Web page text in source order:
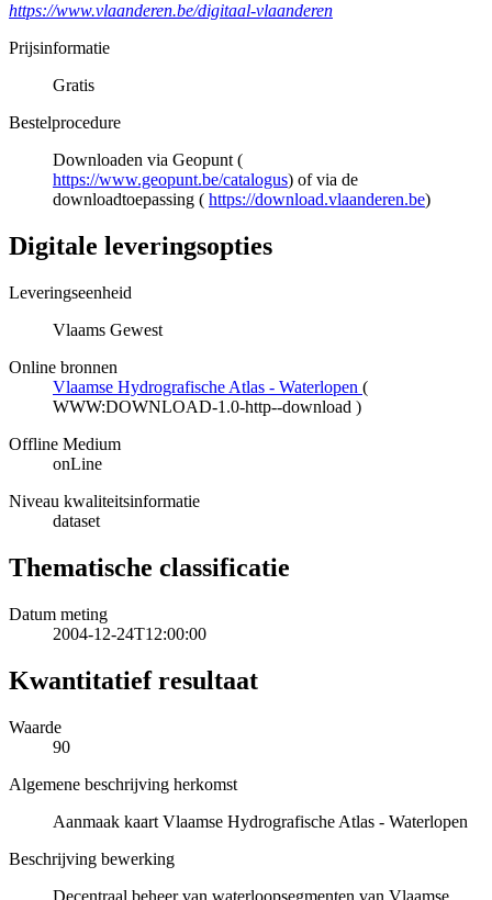
https://www.vlaanderen.be/digitaal-vlaanderen
Prijsinformatie
Gratis
Bestelprocedure
Downloaden via Geopunt (
https://www.geopunt.be/catalogus) of via de
downloadtoepassing ( https://download.vlaanderen.be)
Digitale leveringsopties
Leveringseenheid
Vlaams Gewest
Online bronnen
Vlaamse Hydrografische Atlas - Waterlopen (
WWW:DOWNLOAD-1.0-http--download )
Offline Medium
onLine
Niveau kwaliteitsinformatie
dataset
Thematische classificatie
Datum meting
2004-12-24T12:00:00
Kwantitatief resultaat
Waarde
90
Algemene beschrijving herkomst
Aanmaak kaart Vlaamse Hydrografische Atlas - Waterlopen
Beschrijving bewerking
Decentraal beheer van waterloopsegmenten van Vlaamse